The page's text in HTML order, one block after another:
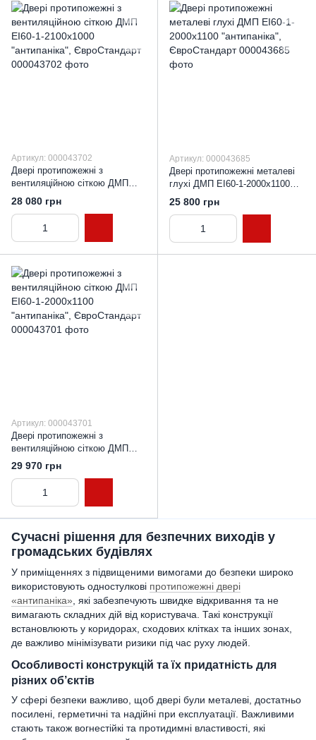
Артикул: 000043702
Двері протипожежні з
вентиляційною сіткою ДМП
ЕІ60-1-2100х1000 "антипаніка",
ЄвроСтандарт
28 080 грн
Артикул: 000043685
Двері протипожежні металеві
глухі ДМП ЕІ60-1-2000х1100
"антипаніка", ЄвроСтандарт
25 800 грн
Артикул: 000043701
Двері протипожежні з
вентиляційною сіткою ДМП
ЕІ60-1-2000х1100 "антипаніка",
ЄвроСтандарт
29 970 грн
Сучасні рішення для безпечних виходів у
громадських будівлях
У приміщеннях з підвищеними вимогами до безпеки широко
використовують одностулкові протипожежні двері
«антипаніка» , які забезпечують швидке відкривання та не
вимагають складних дій від користувача. Такі конструкції
встановлюють у коридорах, сходових клітках та інших зонах,
де важливо мінімізувати ризики під час руху людей.
Особливості конструкцій та їх придатність для
різних об’єктів
У сфері безпеки важливо, щоб двері були металеві, достатньо
посилені, герметичні та надійні при експлуатації. Важливими
стають також вогнестійкі та протидимні властивості, які